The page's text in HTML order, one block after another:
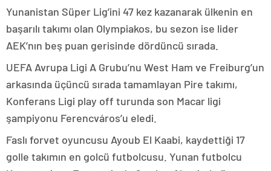
Yunanistan Süper Lig’ini 47 kez kazanarak ülkenin en
başarılı takımı olan Olympiakos, bu sezon ise lider
AEK’nın beş puan gerisinde dördüncü sırada.
UEFA Avrupa Ligi A Grubu’nu West Ham ve Freiburg’un
arkasında üçüncü sırada tamamlayan Pire takımı,
Konferans Ligi play off turunda son Macar ligi
şampiyonu Ferencváros’u eledi.
Faslı forvet oyuncusu Ayoub El Kaabi, kaydettiği 17
golle takımın en golcü futbolcusu. Yunan futbolcu